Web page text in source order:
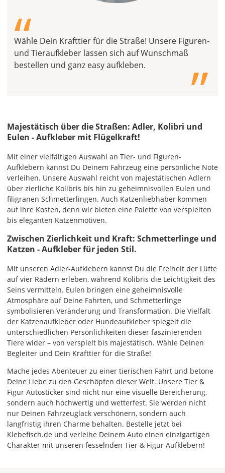
“
Wähle Dein Krafttier für die Straße! Unsere Figuren-
und Tieraufkleber lassen sich auf Wunschmaß
bestellen und ganz easy aufkleben.
„
Majestätisch über die Straßen: Adler, Kolibri und
Eulen - Aufkleber mit Flügelkraft!
Mit einer vielfältigen Auswahl an Tier- und Figuren-
Aufklebern kannst Du Deinem Fahrzeug eine persönliche Note
verleihen. Unsere Auswahl reicht von majestätischen Adlern
über zierliche Kolibris bis hin zu geheimnisvollen Eulen und
filigranen Schmetterlingen. Auch Katzenliebhaber kommen
auf ihre Kosten, denn wir bieten eine Palette von verspielten
bis eleganten Katzenmotiven.
Zwischen Zierlichkeit und Kraft: Schmetterlinge und
Katzen - Aufkleber für jeden Stil.
Mit unseren Adler-Aufklebern kannst Du die Freiheit der Lüfte
auf vier Rädern erleben, während Kolibris die Leichtigkeit des
Seins vermitteln. Eulen bringen eine geheimnisvolle
Atmosphäre auf Deine Fahrten, und Schmetterlinge
symbolisieren Veränderung und Transformation. Die Vielfalt
der Katzenaufkleber oder Hundeaufkleber spiegelt die
unterschiedlichen Persönlichkeiten dieser faszinierenden
Tiere wider – von verspielt bis majestätisch. Wähle Deinen
Begleiter und Dein Krafttier für die Straße!
Mache jedes Abenteuer zu einer tierischen Fahrt und betone
Deine Liebe zu den Geschöpfen dieser Welt. Unsere Tier &
Figur Autosticker sind nicht nur eine visuelle Bereicherung,
sondern auch hochwertig und wetterfest. Sie werden nicht
nur Deinen Fahrzeuglack verschönern, sondern auch
langfristig ihren Charme behalten. Bestelle jetzt bei
Klebefisch.de und verleihe Deinem Auto einen einzigartigen
Charakter mit unseren fesselnden Tier & Figur Aufklebern!